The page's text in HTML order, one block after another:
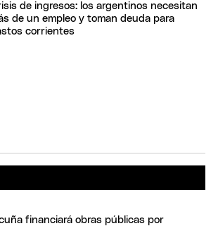
de ingresos: los argentinos necesitan
de un empleo y toman deuda para
corrientes
financiará obras públicas por